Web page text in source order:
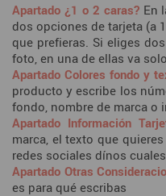
Apartado ¿1 o 2 caras?En
dos opciones de tarjeta (a
que prefieras. Si eliges
foto, en una de ellas va
Apartado Colores fondo y
producto y escribe los
fondo, nombre de marca o
Apartado Información
marca, el texto que
redes sociales dínos cuales.
Apartado Otras
es para qué escribas